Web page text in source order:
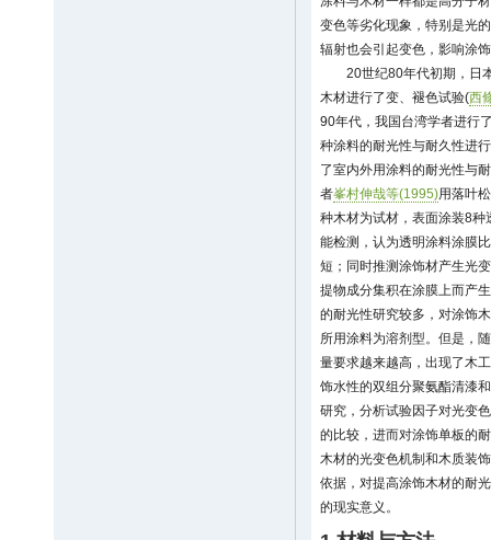
变色等劣化现象，特别是光
辐射也会引起变色，影响涂
20世纪80年代初期，日
木材进行了变、褪色试验(西
90年代，我国台湾学者进行
种涂料的耐光性与耐久性进
了室内外用涂料的耐光性与
者峯村伸哉等(1995)用落叶
种木材为试材，表面涂装8
能检测，认为透明涂料涂膜
短；同时推测涂饰材产生光
提物成分集积在涂膜上而产
的耐光性研究较多，对涂饰
所用涂料为溶剂型。但是，
量要求越来越高，出现了木
饰水性的双组分聚氨酯清漆
研究，分析试验因子对光变
的比较，进而对涂饰单板的
木材的光变色机制和木质装
依据，对提高涂饰木材的耐
的现实意义。